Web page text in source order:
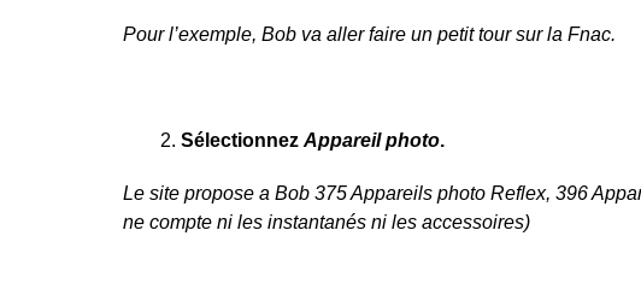
Pour l’exemple, Bob va aller faire un petit tour sur la Fnac.
Sélectionnez Appareil photo.
Le site propose a Bob 375 Appareils photo Reflex, 396
ne compte ni les instantanés ni les accessoires)